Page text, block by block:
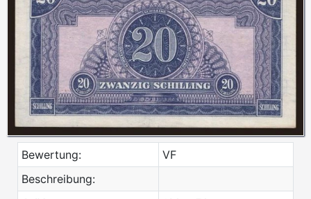
Bewertung:
VF
Beschreibung: